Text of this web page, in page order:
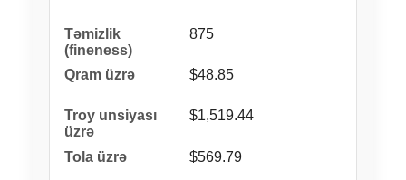
875
$48.85
$1,519.44
$569.79